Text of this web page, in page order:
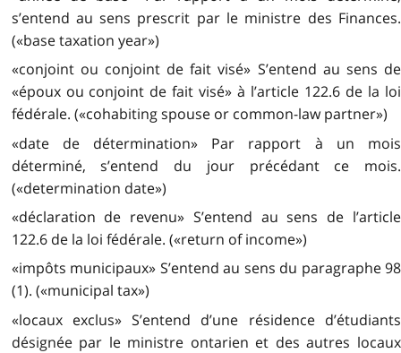
s’entend au sens prescrit par le ministre des Finances.
(«base taxation year»)
«conjoint ou conjoint de fait visé» S’entend au sens de
«époux ou conjoint de fait visé» à l’article 122.6 de la loi
fédérale. («cohabiting spouse or common-law partner»)
«date de détermination» Par rapport à un mois
déterminé, s’entend du jour précédant ce mois.
(«determination date»)
«déclaration de revenu» S’entend au sens de l’article
122.6 de la loi fédérale. («return of income»)
«impôts municipaux» S’entend au sens du paragraphe 98
(1). («municipal tax»)
«locaux exclus» S’entend d’une résidence d’étudiants
désignée par le ministre ontarien et des autres locaux